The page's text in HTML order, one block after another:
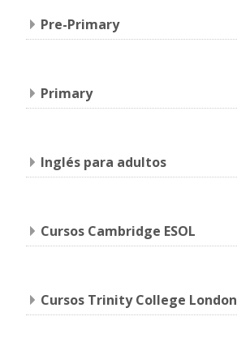
Pre-Primary
Primary
Inglés para adultos
Cursos Cambridge ESOL
Cursos Trinity College London